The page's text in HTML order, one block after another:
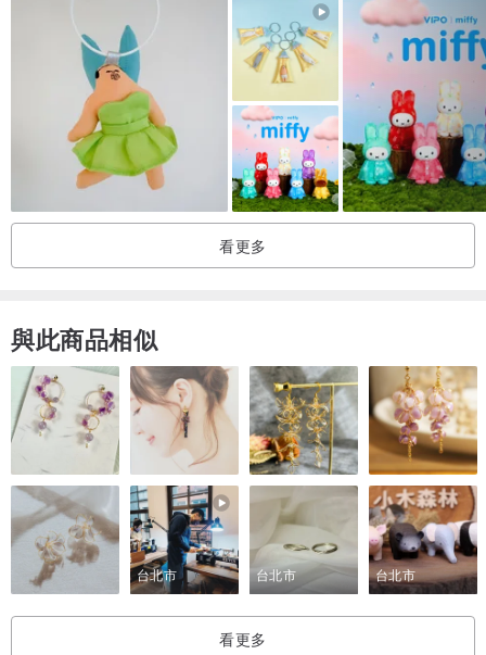
看更多
與此商品相似
台北市 台北市 台北市
看更多